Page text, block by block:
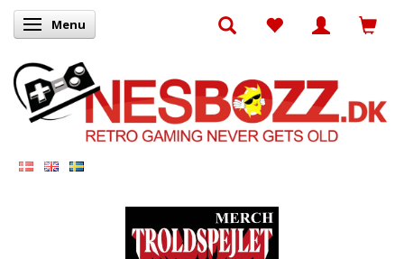
Skifte navigation
Menu